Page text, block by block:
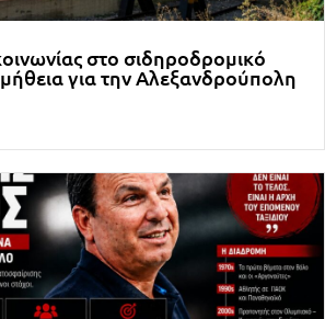
στο σιδηροδρομικό
για την Αλεξανδρούπολη